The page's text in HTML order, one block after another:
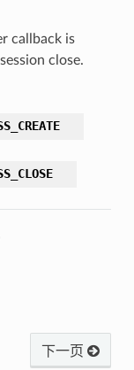
callback is
close.
下一页